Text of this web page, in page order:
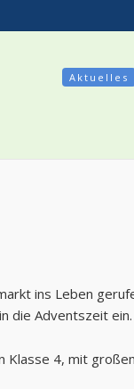
Aktuelles
ins Leben
die Adventszeit ein.
Klasse 4, mit